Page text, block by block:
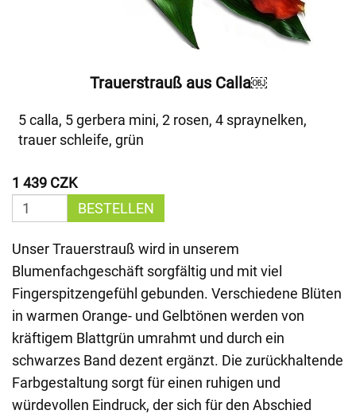
Trauerstrauß aus Calla￼
5 calla, 5 gerbera mini, 2 rosen, 4 spraynelken,
trauer schleife, grün
1 439 CZK
BESTELLEN
Unser Trauerstrauß wird in unserem
Blumenfachgeschäft sorgfältig und mit viel
Fingerspitzengefühl gebunden. Verschiedene Blüten
in warmen Orange- und Gelbtönen werden von
kräftigem Blattgrün umrahmt und durch ein
schwarzes Band dezent ergänzt. Die zurückhaltende
Farbgestaltung sorgt für einen ruhigen und
würdevollen Eindruck, der sich für den Abschied